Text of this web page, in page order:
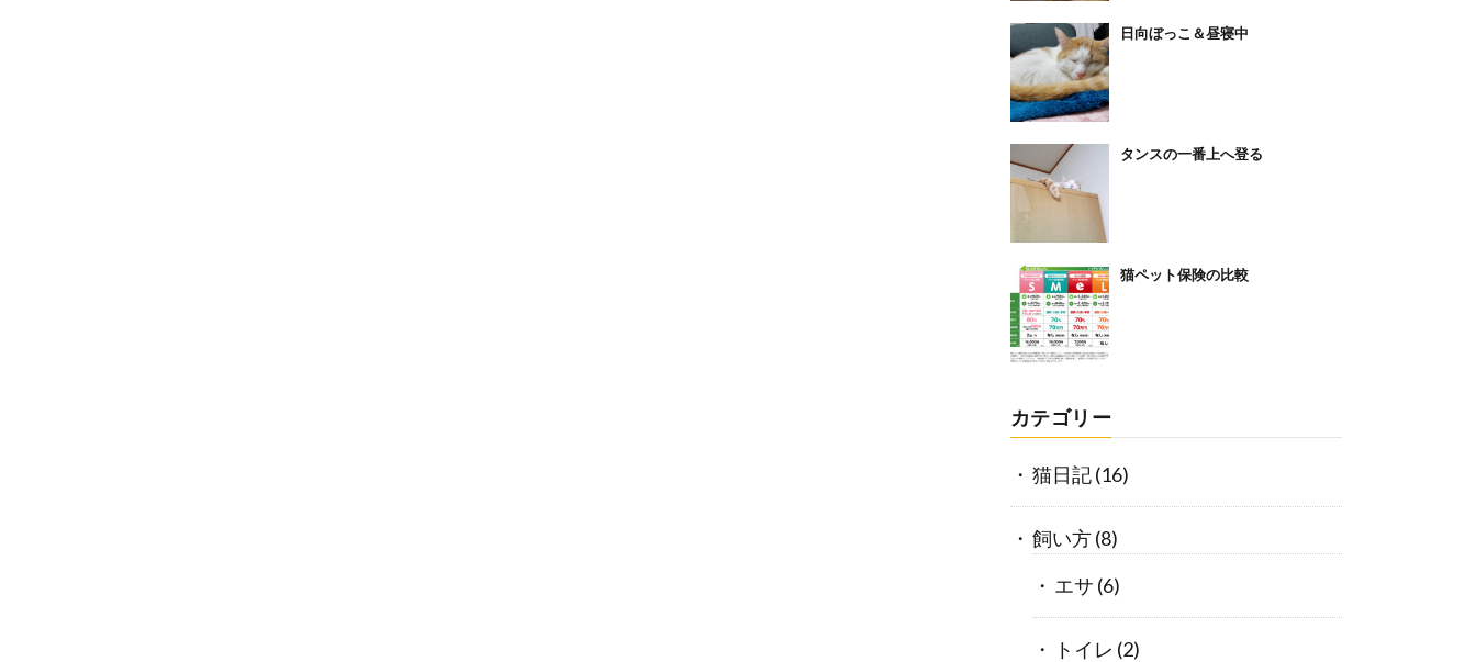
日向ぼっこ＆昼寝中
タンスの一番上へ登る
猫ペット保険の比較
カテゴリー
猫日記(16)
飼い方(8)
エサ (6)
トイレ (2)